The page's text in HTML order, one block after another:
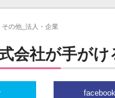
その他_法人・企業
会社が手が
facebook